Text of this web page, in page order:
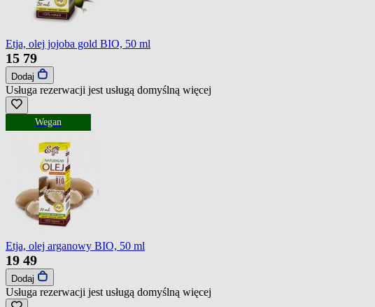
Etja, olej jojoba gold BIO, 50 ml
15 79
Dodaj
Usługa rezerwacji jest usługą domyślną więcej
Wegan
Etja, olej arganowy BIO, 50 ml
19 49
Dodaj
Usługa rezerwacji jest usługą domyślną więcej